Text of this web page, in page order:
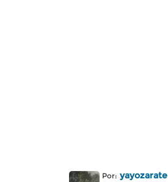
Por: yayozarate